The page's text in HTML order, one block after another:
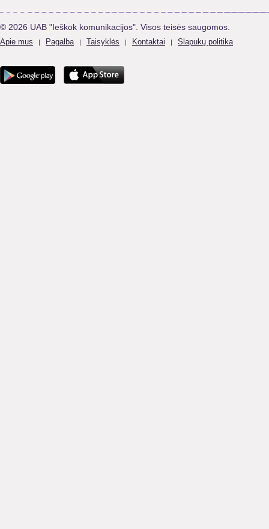
© 2026 UAB "Ieškok komunikacijos". Visos teisės saugomos.
Apie mus | Pagalba | Taisyklės | Kontaktai | Slapukų politika